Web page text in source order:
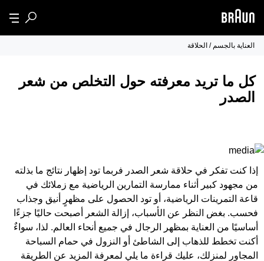
العناية بالجسم / الحلاقة
كل ما تريد معرفته حول التخلص من شعر
الصدر
إذا كنت تفكر في حلاقة شعر الصدر فربما تود إظهار نتائج ما بذلته
من مجهود كبير أثناء ممارسة التمارين الرياضية مع زملائك في
قاعة التمرينات الرياضية، أو تود الحصول على مظهرٍ أنيق وجذاب
فحسب. بغض النظر عن الأسباب، إزالة الشعر أصبحت حاليًا جزءًا
أساسيًا من العناية بمظهر الرجال في جميع أنحاء العالم. لذا، سواءٌ
أكنت تخطط للذهاب إلى الشاطئ أو النزول في حمام السباحة
المجاور لمنزلك، عليك قراءة ما يلي لمعرفة المزيد عن الطريقة